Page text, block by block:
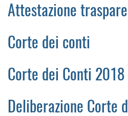
Attestazione
Corte dei conti
Corte dei Conti 2018
Deliberazione Corte